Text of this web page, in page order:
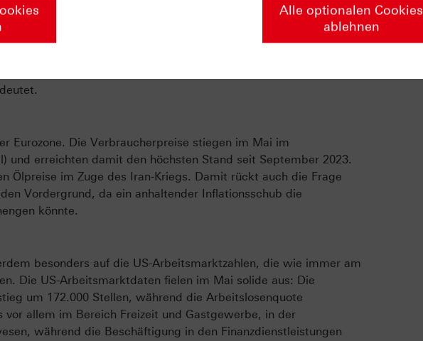
und der Eurozone im Fokus. Am Montag wurden die
Sie verzeichneten im Monatsvergleich real einen
April 2025 sanken die Umsätze zudem um 0,2 %, was auf
Eurozone. Die Verbraucherpreise stiegen im Mai im
und erreichten damit den höchsten Stand seit September 2023.
Ölpreise im Zuge des Iran-Kriegs. Damit rückt auch die Frage
Vordergrund, da ein anhaltender Inflationsschub die
könnte.
besonders auf die US-Arbeitsmarktzahlen, die wie immer am
Die US-Arbeitsmarktdaten fielen im Mai solide aus: Die
um 172.000 Stellen, während die Arbeitslosenquote
allem im Bereich Freizeit und Gastgewerbe, in der
während die Beschäftigung in den Finanzdienstleistungen
Alle optionalen Cookies
ablehnen